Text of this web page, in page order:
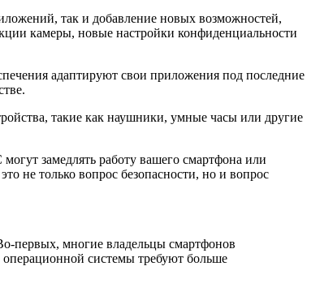
так и добавление новых возможностей,
камеры, новые настройки конфиденциальности
адаптируют свои приложения под последние
такие как наушники, умные часы или другие
замедлять работу вашего смартфона или
не только вопрос безопасности, но и вопрос
первых, многие владельцы смартфонов
системы требуют больше